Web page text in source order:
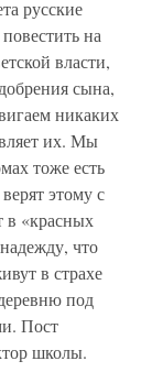
русские
на
власти,
сына,
никаких
их. Мы
тоже есть
этому с
«красных
что
в страхе
под
Пост
школы.